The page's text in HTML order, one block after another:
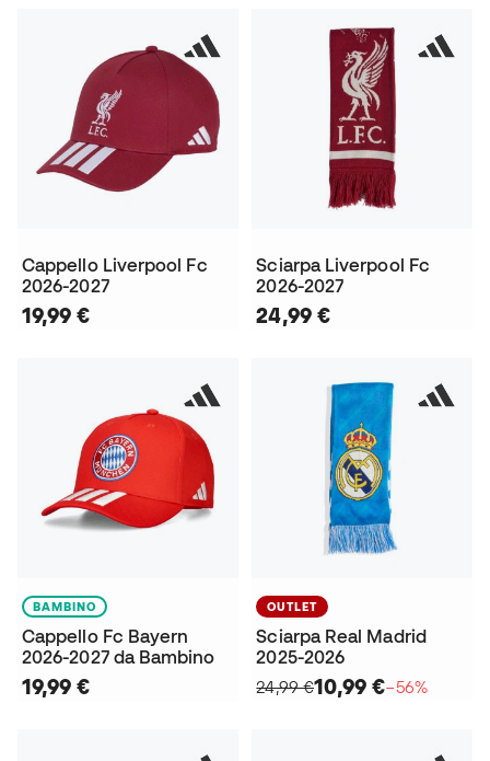
Cappello Liverpool Fc
2026-2027
19,99 €
Sciarpa Liverpool Fc
2026-2027
24,99 €
BAMBINO
Cappello Fc Bayern
2026-2027 da Bambino
19,99 €
OUTLET
Sciarpa Real Madrid
2025-2026
24,99 €10,99 €−56%